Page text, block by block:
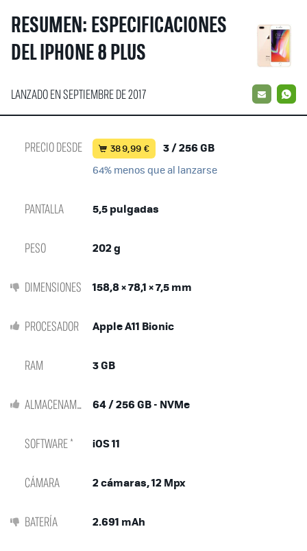
RESUMEN: ESPECIFICACIONES
DEL IPHONE 8 PLUS
LANZADO EN SEPTIEMBRE DE 2017 EMAIL
PRECIO DESDE 389,99 € 3 / 256 GB
64% menos que al lanzarse
PANTALLA 5,5 pulgadas
PESO 202 g
DIMENSIONES 158,8 × 78,1 × 7,5 mm
PROCESADOR Apple A11 Bionic
RAM 3 GB
ALMACENAMIENTO 64 / 256 GB - NVMe
SOFTWARE * iOS 11
CÁMARA 2 cámaras, 12 Mpx
BATERÍA 2.691 mAh